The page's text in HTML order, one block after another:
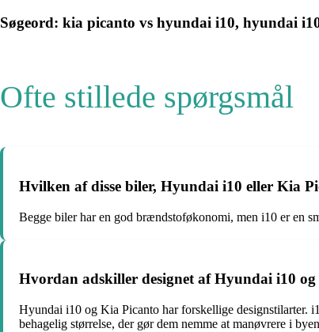
Søgeord: kia picanto vs hyundai i10, hyundai
Ofte stillede spørgsmål
Hvilken af ​​disse biler, Hyundai i10 eller Kia
Begge biler har en god brændstoføkonomi, men i10 er en
Hvordan adskiller designet af Hyundai i10
Hyundai i10 og Kia Picanto har forskellige designstilarter.
behagelig størrelse, der gør dem nemme at manøvrere i